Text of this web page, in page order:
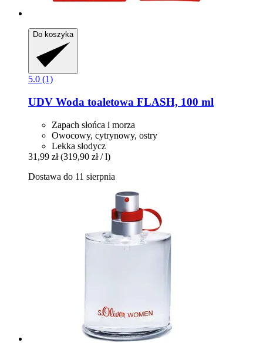
Do koszyka
5.0 (1)
UDV Woda toaletowa FLASH, 100 ml
Zapach słońca i morza
Owocowy, cytrynowy, ostry
Lekka słodycz
31,99 zł (319,90 zł / l)
Dostawa do 11 sierpnia